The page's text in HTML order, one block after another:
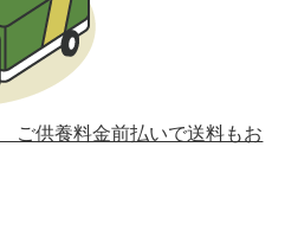
31年3月13日(水)
30年11月28日(水)
30年5月23日(水)
29年6月14日(水)
供養料金前払いで送料もお